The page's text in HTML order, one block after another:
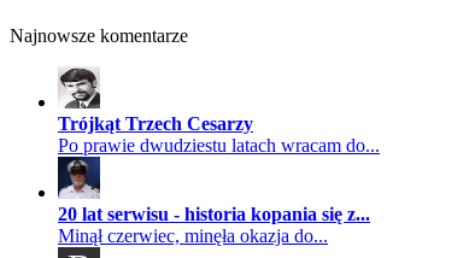
Najnowsze komentarze
Trójkąt Trzech Cesarzy
Po prawie dwudziestu latach wracam do...
20 lat serwisu - historia kopania się z...
Minął czerwiec, minęła okazja do...